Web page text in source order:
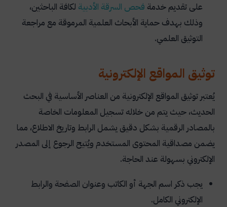
على تقديم خدمة فحص السرقة الأدبية لكافة الباحثين،
وذلك بهدف حماية الأبحاث العلمية المرموقة مع مراجعة
التوثيق العلمي.
توثيق المواقع الإلكترونية
يُعتبر توثيق المواقع الإلكترونية من العناصر الأساسية في البحث
الحديث، حيث يتم من خلاله تسجيل المعلومات الخاصة
بالمصادر الرقمية بشكل دقيق يشمل الرابط وتاريخ الاطلاع، مما
يضمن مصداقية المحتوى المستخدم ويُتيح الرجوع إلى المصدر
الإلكتروني بسهولة عند الحاجة.
يجب ذكر اسم الجهة أو الكاتب وعنوان الصفحة والرابط
الإلكتروني الكامل.